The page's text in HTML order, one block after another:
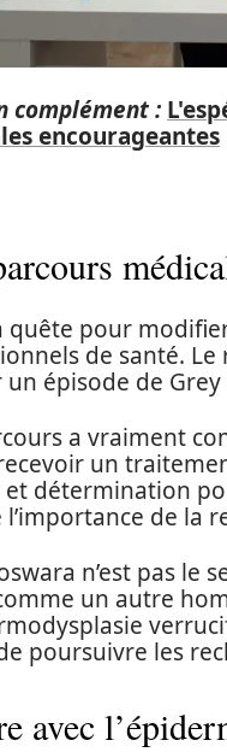
complément :
encourageantes
quête pour
de santé.
épisode de
a vraiment
un
détermination
de la
n’est pas le
un autre
poursuivre les
avec